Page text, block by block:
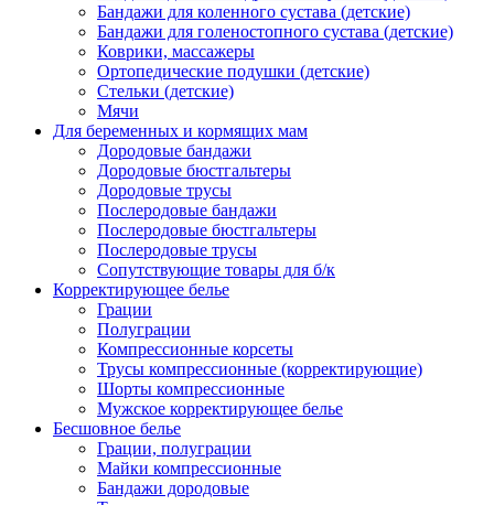
Бандажи для коленного сустава (детские)
Бандажи для голеностопного сустава (детские)
Коврики, массажеры
Ортопедические подушки (детские)
Стельки (детские)
Мячи
Для беременных и кормящих мам
Дородовые бандажи
Дородовые бюстгальтеры
Дородовые трусы
Послеродовые бандажи
Послеродовые бюстгальтеры
Послеродовые трусы
Сопутствующие товары для б/к
Корректирующее белье
Грации
Полуграции
Компрессионные корсеты
Трусы компрессионные (корректирующие)
Шорты компрессионные
Мужское корректирующее белье
Бесшовное белье
Грации, полуграции
Майки компрессионные
Бандажи дородовые